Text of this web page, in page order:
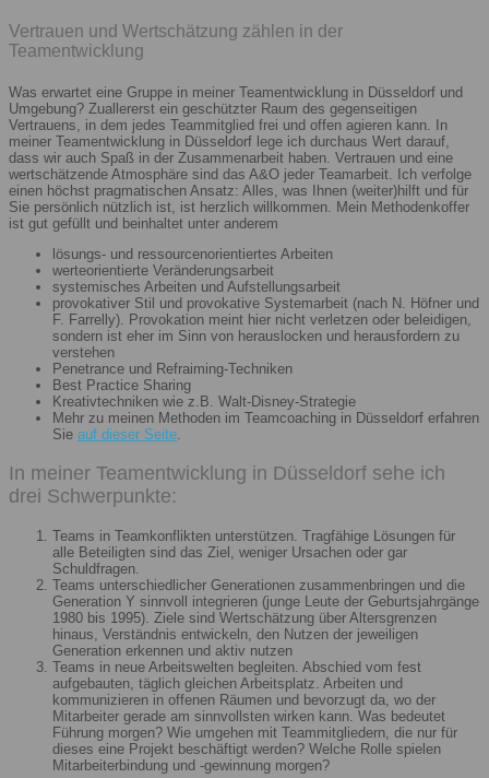
Vertrauen und Wertschätzung zählen in der
Teamentwicklung
Was erwartet eine Gruppe in meiner Teamentwicklung in Düsseldorf und
Umgebung? Zuallererst ein geschützter Raum des gegenseitigen
Vertrauens, in dem jedes Teammitglied frei und offen agieren kann. In
meiner Teamentwicklung in Düsseldorf lege ich durchaus Wert darauf,
dass wir auch Spaß in der Zusammenarbeit haben. Vertrauen und eine
wertschätzende Atmosphäre sind das A&O jeder Teamarbeit. Ich verfolge
einen höchst pragmatischen Ansatz: Alles, was Ihnen (weiter)hilft und für
Sie persönlich nützlich ist, ist herzlich willkommen. Mein Methodenkoffer
ist gut gefüllt und beinhaltet unter anderem
lösungs- und ressourcenorientiertes Arbeiten
werteorientierte Veränderungsarbeit
systemisches Arbeiten und Aufstellungsarbeit
provokativer Stil und provokative Systemarbeit (nach N. Höfner und
F. Farrelly). Provokation meint hier nicht verletzen oder beleidigen,
sondern ist eher im Sinn von herauslocken und herausfordern zu
verstehen
Penetrance und Refraiming-Techniken
Best Practice Sharing
Kreativtechniken wie z.B. Walt-Disney-Strategie
Mehr zu meinen Methoden im Teamcoaching in Düsseldorf erfahren
Sie auf dieser Seite.
In meiner Teamentwicklung in Düsseldorf sehe ich
drei Schwerpunkte:
Teams in Teamkonflikten unterstützen. Tragfähige Lösungen für
alle Beteiligten sind das Ziel, weniger Ursachen oder gar
Schuldfragen.
Teams unterschiedlicher Generationen zusammenbringen und die
Generation Y sinnvoll integrieren (junge Leute der Geburtsjahrgänge
1980 bis 1995). Ziele sind Wertschätzung über Altersgrenzen
hinaus, Verständnis entwickeln, den Nutzen der jeweiligen
Generation erkennen und aktiv nutzen
Teams in neue Arbeitswelten begleiten. Abschied vom fest
aufgebauten, täglich gleichen Arbeitsplatz. Arbeiten und
kommunizieren in offenen Räumen und bevorzugt da, wo der
Mitarbeiter gerade am sinnvollsten wirken kann. Was bedeutet
Führung morgen? Wie umgehen mit Teammitgliedern, die nur für
dieses eine Projekt beschäftigt werden? Welche Rolle spielen
Mitarbeiterbindung und -gewinnung morgen?